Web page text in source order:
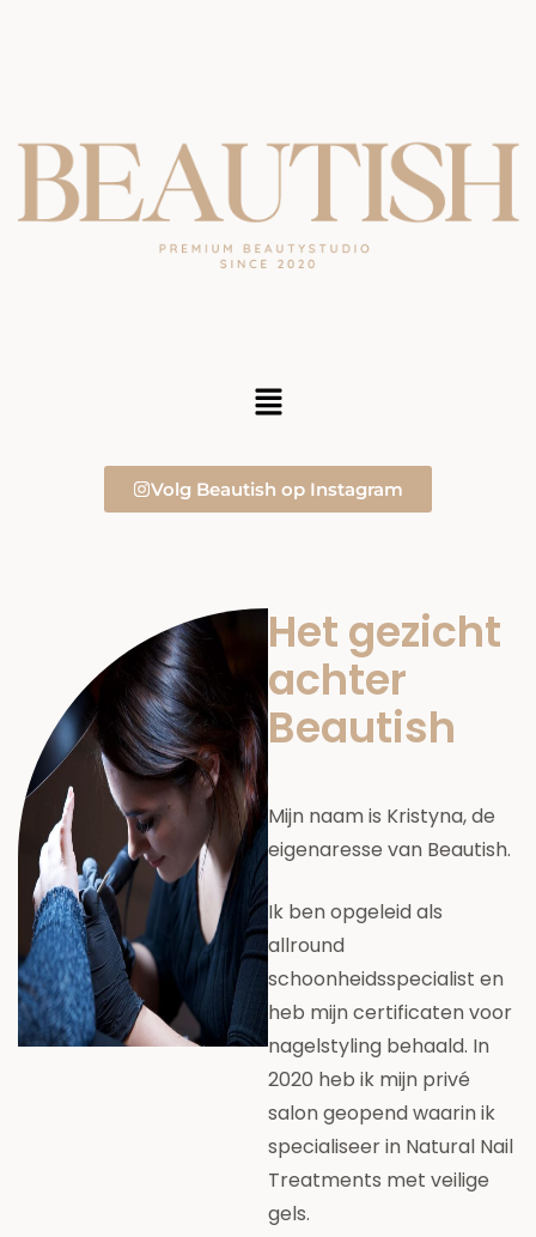
Volg Beautish op Instagram
Het gezicht
achter
Beautish
Mijn naam is Kristyna, de
eigenaresse van Beautish.
Ik ben opgeleid als
allround
schoonheidsspecialist en
heb mijn certificaten voor
nagelstyling behaald. In
2020 heb ik mijn privé
salon geopend waarin ik
specialiseer in Natural Nail
Treatments met veilige
gels.